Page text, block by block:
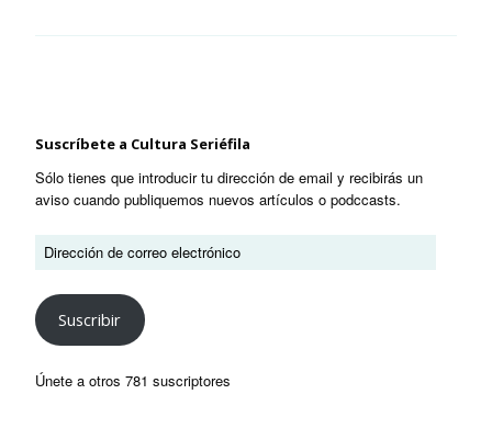
Suscríbete a Cultura Seriéfila
Sólo tienes que introducir tu dirección de email y recibirás un
aviso cuando publiquemos nuevos artículos o podccasts.
Suscribir
Únete a otros 781 suscriptores